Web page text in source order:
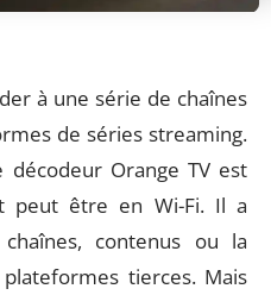
à une série de chaînes
de séries streaming.
décodeur Orange TV est
peut être en Wi-Fi. Il a
contenus ou la
tierces. Mais